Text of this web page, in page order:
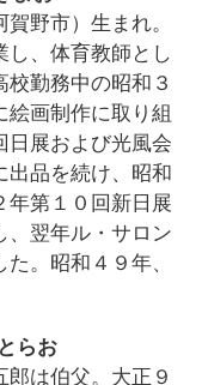
野市）生まれ。
し、体育教師とし
勤務中の昭和３
絵画制作に取り組
日展および光風会
出品を続け、昭和
年第１０回新日展
、翌年ル・サロン
。昭和４９年、
らお
は伯父。大正９